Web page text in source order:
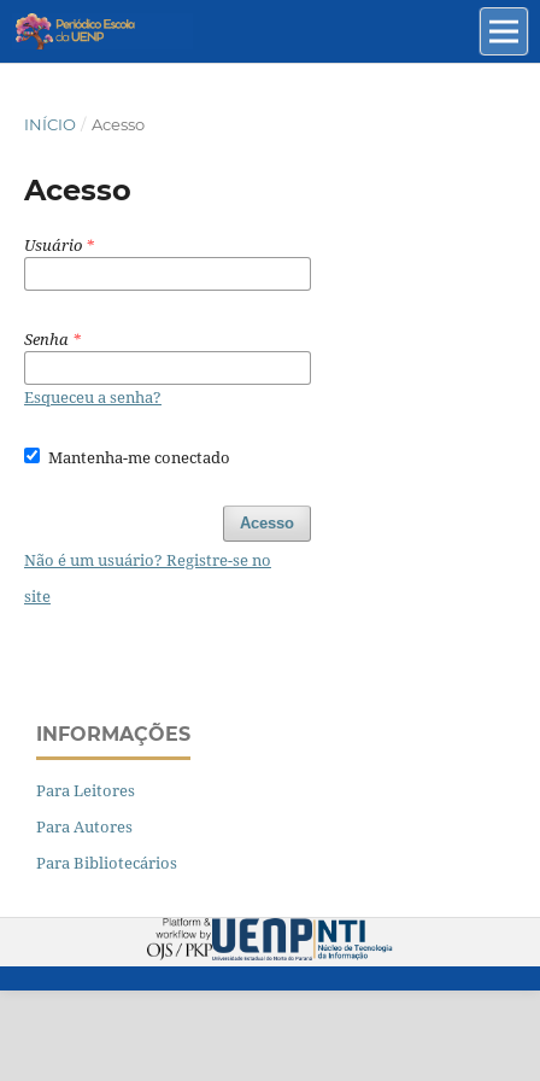
INÍCIO / Acesso
Acesso
Usuário *
Senha *
Esqueceu a senha?
Mantenha-me conectado
Acesso
Não é um usuário? Registre-se no
site
INFORMAÇÕES
Para Leitores
Para Autores
Para Bibliotecários